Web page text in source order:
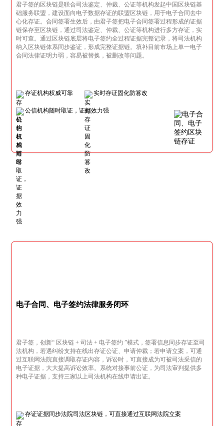
君子签的区块链是联合司法鉴定、仲裁、公证等机构发起中国区块链基
础服务联盟，建设面向电子数据存证的联盟区块链，用于电子合同去中
心化存证。合同签署生效后，由君子签把电子合同签署过程形成的证据
链保存至区块链，通过司法鉴定、仲裁、公证等机构进行多方存证，实
时可查。通过区块链底层将电子签约全过程证据完整记录，将司法机构
纳入区块链体系同步鉴证，形成完整证据链。填补目前市场上单一电子
合同法律证明力弱，容易被替换，被删改等问题。
存证机构权威可靠 实时存证固化防篡改
公信机构随时取证，证据效力强
电子合同、电子签约法律服务闭环
君子签，创新“ 区块链 + 司法 + 电子签约 ”模式，签署信息同步存证至司
法机构，若遇纠纷支持在线出存证公证、申请仲裁；若申请立案，可通
过互联网法院直接调取存证内容，诉讼时，可直接成为可被司法采信的
电子证据，大大提高诉讼效率。系统对接事前公证，为司法审判提供多
种电子证据，支持三家以上司法机构在线申请出证。
存证证据同步法院司法区块链，可直接通过互联网法院立案